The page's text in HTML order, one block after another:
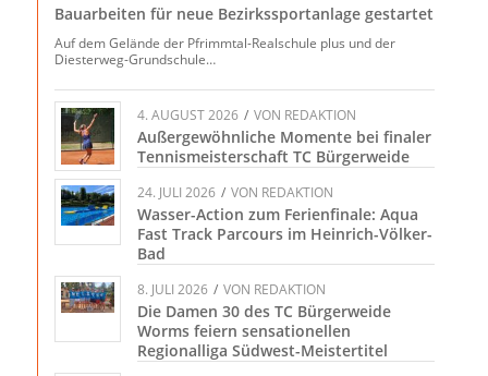
Bauarbeiten für neue Bezirkssportanlage gestartet
Auf dem Gelände der Pfrimmtal-Realschule plus und der
Diesterweg-Grundschule…
4. AUGUST 2026 / VON REDAKTION
Außergewöhnliche Momente bei finaler
Tennismeisterschaft TC Bürgerweide
24. JULI 2026 / VON REDAKTION
Wasser-Action zum Ferienfinale: Aqua
Fast Track Parcours im Heinrich-Völker-
Bad
8. JULI 2026 / VON REDAKTION
Die Damen 30 des TC Bürgerweide
Worms feiern sensationellen
Regionalliga Südwest-Meistertitel